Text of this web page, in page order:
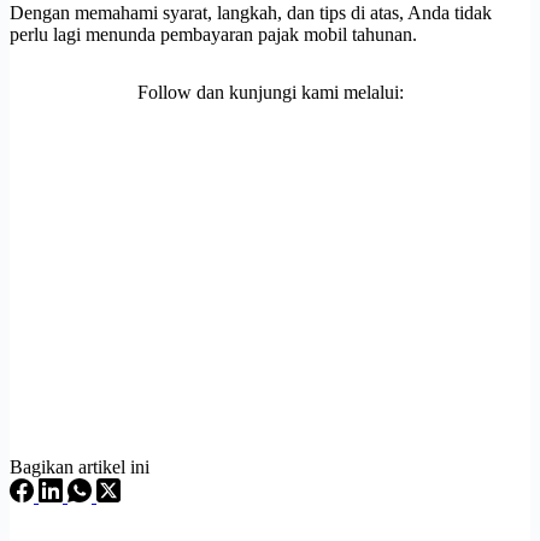
Dengan memahami syarat, langkah, dan tips di atas, Anda tidak
perlu lagi menunda pembayaran pajak mobil tahunan.
Follow dan kunjungi kami melalui:
Bagikan artikel ini